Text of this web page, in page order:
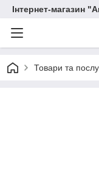
Інтернет-магазин
Товари та